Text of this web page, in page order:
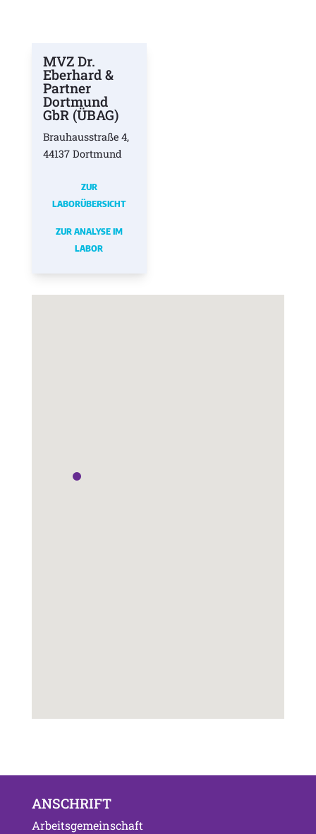
MVZ Dr.
Eberhard &
Partner
Dortmund
GbR (ÜBAG)
Brauhausstraße 4,
44137 Dortmund
ZUR
LABORÜBERSICHT
ZUR ANALYSE IM
LABOR
ANSCHRIFT
Arbeitsgemeinschaft